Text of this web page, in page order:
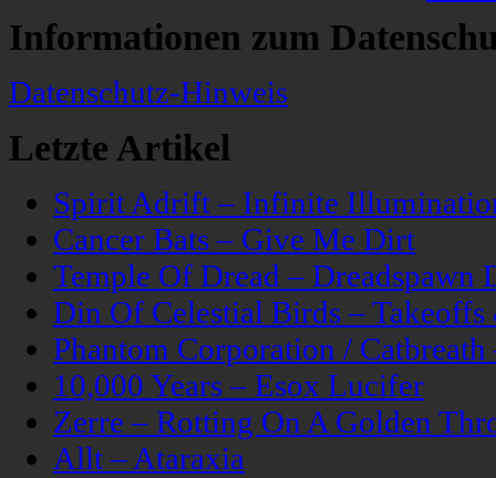
Informationen zum
Datenschutz-Hinweis
Letzte Artikel
Spirit Adrift – Infinite
Cancer Bats – Give Me Dirt
Temple Of Dread – Dreadspawn
Din Of Celestial Birds –
Phantom Corporation /
10,000 Years – Esox Lucifer
Zerre – Rotting On A Golden
Allt – Ataraxia